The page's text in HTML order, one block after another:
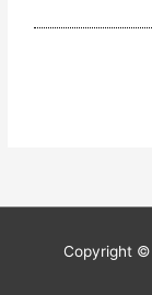
Copyright